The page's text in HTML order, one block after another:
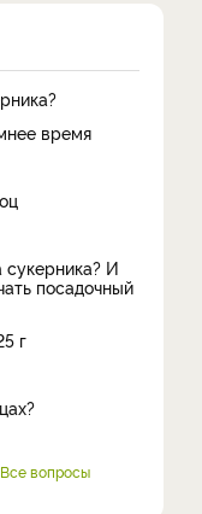
время
сукерника? И
посадочный
г
Все вопросы